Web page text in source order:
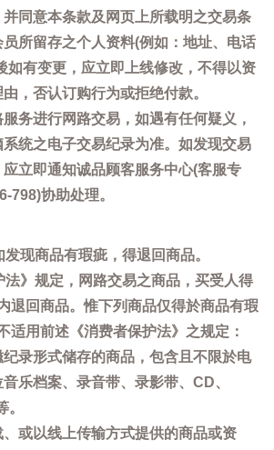
同意本条款及网页上所载明之交易条
所留存之个人资料(例如：地址、电话
如有变更，应立即上线修改，不得以资
，否认订购行为或拒绝付款。
务进行网路交易，如遇有任何疑义，
统之电子交易纪录为准。如发现交易
立即通知诚品顾客服务中心(客服专
798)协助处理。
现商品有瑕疵，得退回商品。
法》规定，网路交易之商品，买受人得
退回商品。惟下列商品仅得於商品有瑕
适用前述《消费者保护法》之规定：
纪录形式储存的商品，包含且不限於电
乐档案、录音带、录影带、CD、
或以线上传输方式提供的商品或资